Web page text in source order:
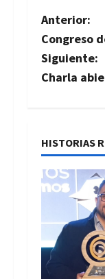
N
a
v
g
a
c
i
ó
Anterior:
Congreso
Siguiente:
Charla
HISTORIAS